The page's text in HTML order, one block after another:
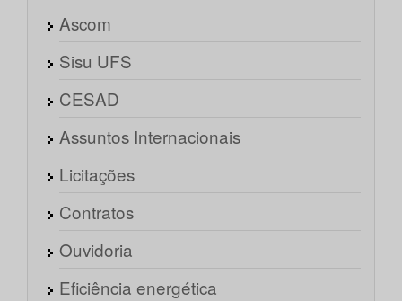
Ascom
Sisu UFS
CESAD
Assuntos Internacionais
Licitações
Contratos
Ouvidoria
Eficiência energética